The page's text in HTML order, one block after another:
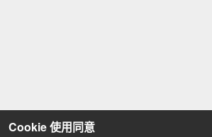
Cookie 使用同意